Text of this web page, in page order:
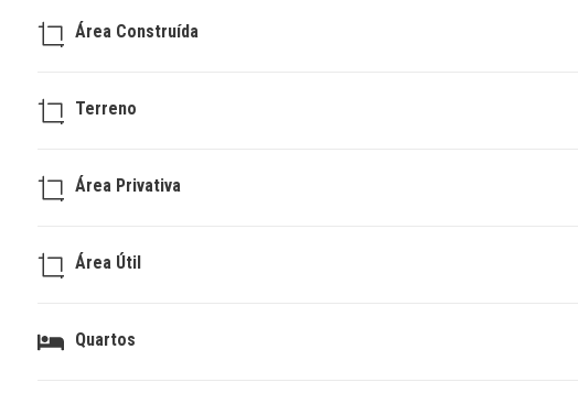
Área Construída
Terreno
Área Privativa
Área Útil
Quartos